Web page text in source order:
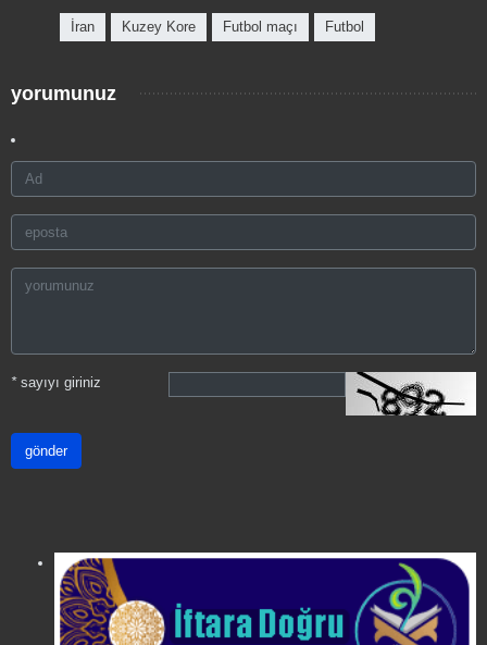
İran Kuzey Kore Futbol maçı Futbol
yorumunuz
*sayıyı giriniz
gönder